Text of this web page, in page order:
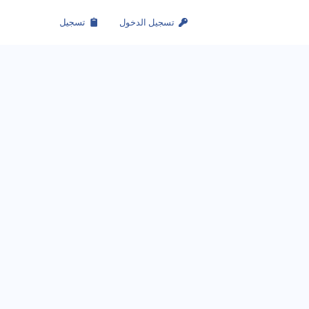
تسجيل الدخول تسجيل